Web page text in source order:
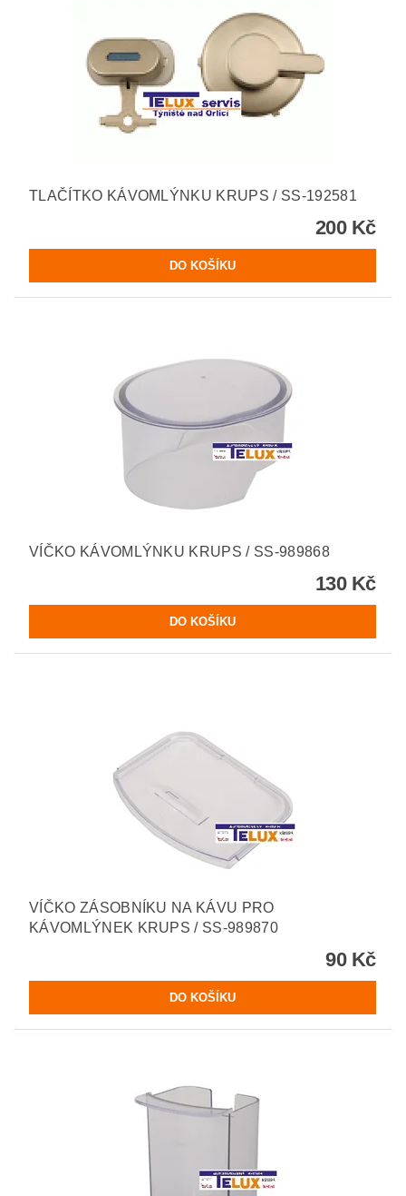
TLAČÍTKO KÁVOMLÝNKU KRUPS / SS-192581
200 Kč
VÍČKO KÁVOMLÝNKU KRUPS / SS-989868
130 Kč
VÍČKO ZÁSOBNÍKU NA KÁVU PRO
KÁVOMLÝNEK KRUPS / SS-989870
90 Kč